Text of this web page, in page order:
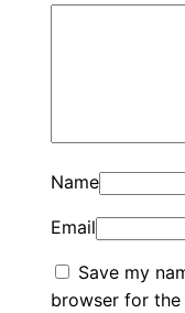
Name
Email
Save my
browser for